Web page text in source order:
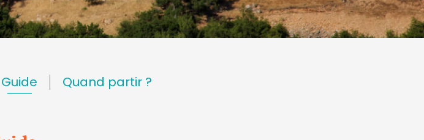
Guide Quand partir ?